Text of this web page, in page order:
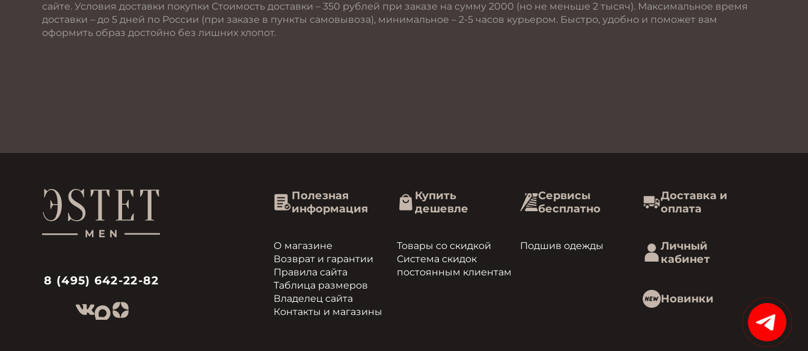
сайте. Условия доставки покупки Стоимость доставки – 350 рублей при заказе на сумму 2000 (но не меньше 2 тысяч). Максимальное время
доставки – до 5 дней по России (при заказе в пункты самовывоза), минимальное – 2-5 часов курьером. Быстро, удобно и поможет вам
оформить образ достойно без лишних хлопот.
8 (495) 642-22-82
Полезная
информация
О магазине
Возврат и гарантии
Правила сайта
Таблица размеров
Владелец сайта
Контакты и магазины
Купить
дешевле
Товары со скидкой
Система скидок
постоянным клиентам
Сервисы
бесплатно
Подшив одежды
Доставка и
оплата
Личный
кабинет
Новинки
15%